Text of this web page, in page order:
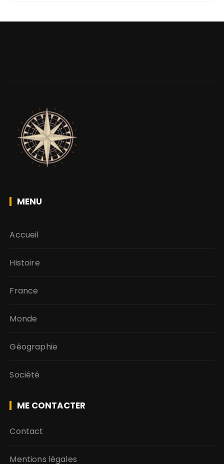
MENU
Accueil
Histoire
France
Monde
Géographie
Société
ME CONTACTER
Contact
Mentions légales